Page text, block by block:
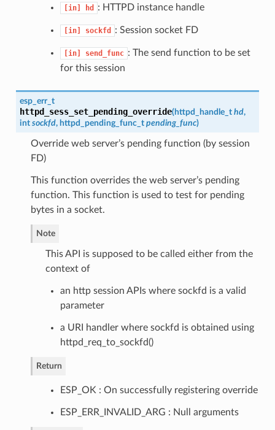
[in] hd : HTTPD instance handle
[in] sockfd : Session socket FD
[in] send_func : The send function to be set
for this session
esp_err_t
httpd_sess_set_pending_override(httpd_handle_t hd,
int sockfd, httpd_pending_func_t pending_func)
Override web server’s pending function (by session
FD)
This function overrides the web server’s pending
function. This function is used to test for pending
bytes in a socket.
Note
This API is supposed to be called either from the
context of
an http session APIs where sockfd is a valid
parameter
a URI handler where sockfd is obtained using
httpd_req_to_sockfd()
Return
ESP_OK : On successfully registering override
ESP_ERR_INVALID_ARG : Null arguments